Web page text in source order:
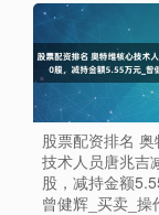
股票配资排名
技术人员唐兆吉
股，减持金额
曾健辉_买卖_操